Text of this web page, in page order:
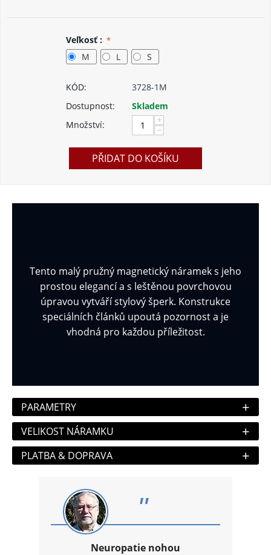
Veľkosť :
M
L S
KÓD:
3728-1M
Dostupnost:
Skladem
Množství:
+
−
PŘIDAT DO KOŠÍKU
Tento malý pružný magnetický náramek s jeho
prostou elegancí a s leštěnou povrchovou
úpravou vytváří stylový šperk. Konstrukce
speciálních článků upoutá pozornost a je
vhodná pro každou příležitost.
PARAMETRY +
VELIKOST NÁRAMKU +
PLATBA & DOPRAVA +
"
Neuropatie nohou